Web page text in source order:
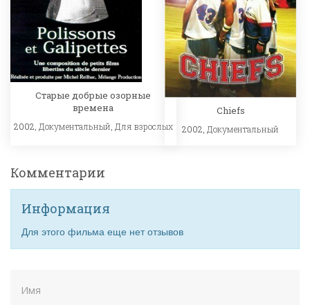
Старые добрые озорные
времена
2002, Документальный, Для взрослых
Chiefs
2002, Документальный
Комментарии
Информация
Для этого фильма еще нет отзывов